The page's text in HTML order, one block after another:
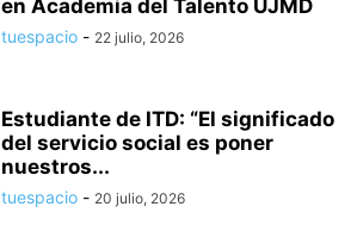
en Academia del Talento UJMD
tuespacio - 22 julio, 2026
Estudiante de ITD: “El significado
del servicio social es poner
nuestros...
tuespacio - 20 julio, 2026